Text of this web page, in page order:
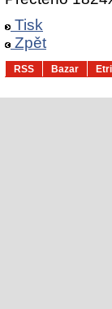
Tisk
Zpět
RSS Bazar